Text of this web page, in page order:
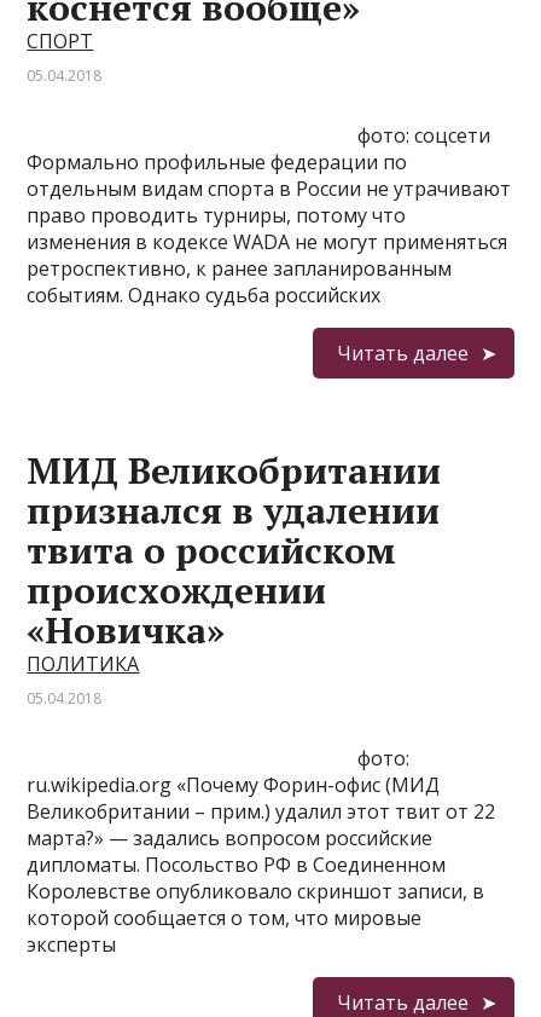
СПОРТ
05.04.2018
фото: соцсети
Формально профильные федерации по
отдельным видам спорта в России не утрачивают
право проводить турниры, потому что
изменения в кодексе WADA не могут применяться
ретроспективно, к ранее запланированным
событиям. Однако судьба российских
Читать далее
МИД Великобритании
признался в удалении
твита о российском
происхождении
«Новичка»
ПОЛИТИКА
05.04.2018
фото:
ru.wikipedia.org «Почему Форин-офис (МИД
Великобритании – прим.) удалил этот твит от 22
марта?» — задались вопросом российские
дипломаты. Посольство РФ в Соединенном
Королевстве опубликовало скриншот записи, в
которой сообщается о том, что мировые
эксперты
Читать далее